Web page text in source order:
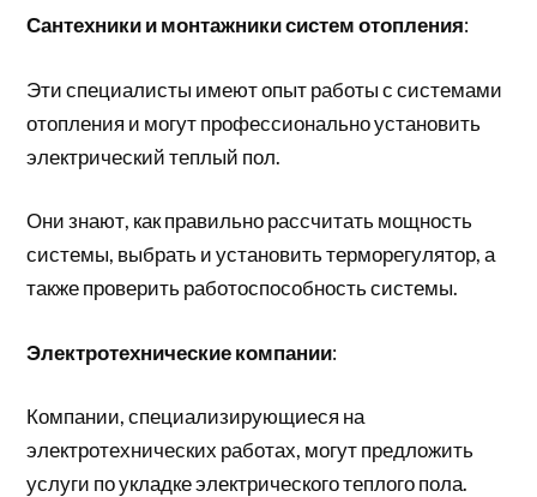
Сантехники и монтажники систем отопления:
Эти специалисты имеют опыт работы с системами
отопления и могут профессионально установить
электрический теплый пол.
Они знают, как правильно рассчитать мощность
системы, выбрать и установить терморегулятор, а
также проверить работоспособность системы.
Электротехнические компании:
Компании, специализирующиеся на
электротехнических работах, могут предложить
услуги по укладке электрического теплого пола.